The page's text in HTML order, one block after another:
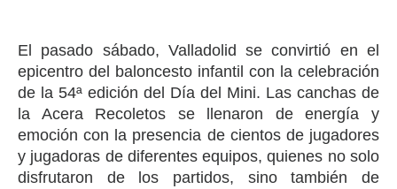
El pasado sábado, Valladolid se convirtió en el
epicentro del baloncesto infantil con la celebración
de la 54ª edición del Día del Mini. Las canchas de
la Acera Recoletos se llenaron de energía y
emoción con la presencia de cientos de jugadores
y jugadoras de diferentes equipos, quienes no solo
disfrutaron de los partidos, sino también de